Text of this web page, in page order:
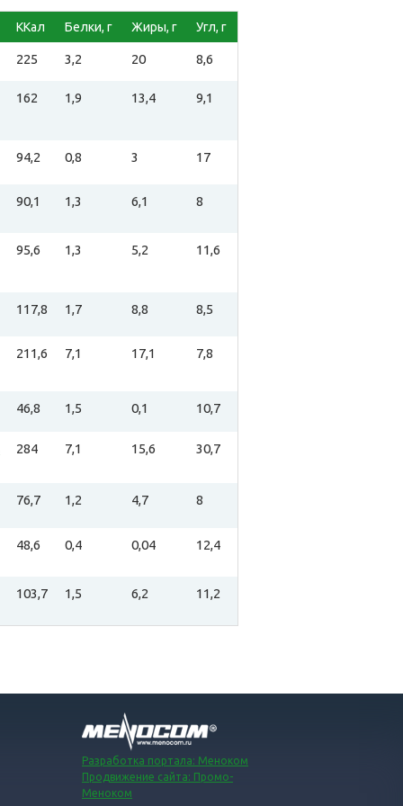
ККал Белки, г Жиры, г Угл, г
225 3,2 20 8,6
162 1,9 13,4 9,1
94,2 0,8 3 17
90,1 1,3 6,1 8
95,6 1,3 5,2 11,6
117,8 1,7 8,8 8,5
211,6 7,1 17,1 7,8
46,8 1,5 0,1 10,7
284 7,1 15,6 30,7
76,7 1,2 4,7 8
48,6 0,4 0,04 12,4
103,7 1,5 6,2 11,2
Разработка портала: Меноком
Продвижение сайта: Промо-
Меноком